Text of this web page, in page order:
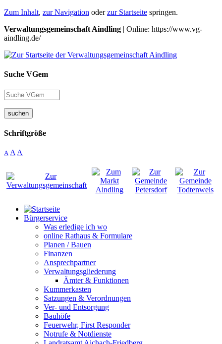
Zum Inhalt, zur Navigation oderzur Startseite springen.
Verwaltungsgemeinschaft Aindling | Online: https://www.vg-
aindling.de/
Suche VGem
suchen
Schriftgröße
A A A
Bürgerservice
Was erledige ich wo
online Rathaus & Formulare
Planen / Bauen
Finanzen
Ansprechpartner
Verwaltungsgliederung
Ämter & Funktionen
Kummerkasten
Satzungen & Verordnungen
Ver- und Entsorgung
Bauhöfe
Feuerwehr, First Responder
Notrufe & Notdienste